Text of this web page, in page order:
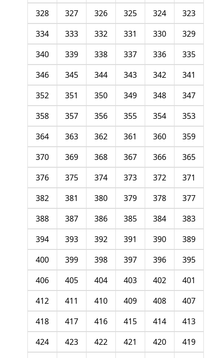
323
324
325
326
327
328
329
330
331
332
333
334
335
336
337
338
339
340
341
342
343
344
345
346
347
348
349
350
351
352
353
354
355
356
357
358
359
360
361
362
363
364
365
366
367
368
369
370
371
372
373
374
375
376
377
378
379
380
381
382
383
384
385
386
387
388
389
390
391
392
393
394
395
396
397
398
399
400
401
402
403
404
405
406
407
408
409
410
411
412
413
414
415
416
417
418
419
420
421
422
423
424